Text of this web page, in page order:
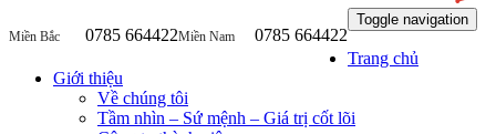
Miền Bắc 0785 664422Miền Nam 0785 664422
Toggle navigation
Trang chủ
Giới thiệu
Về chúng tôi
Tầm nhìn – Sứ mệnh – Giá trị cốt lõi